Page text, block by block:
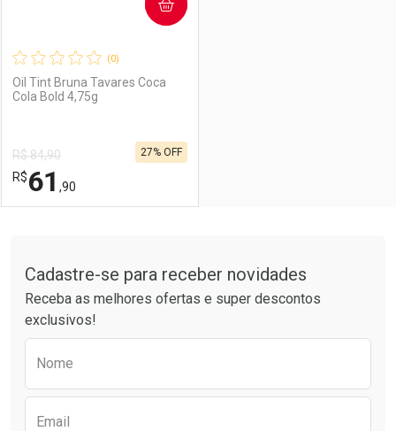
(0)
Oil Tint Bruna Tavares Coca
Cola Bold 4,75g
R$ 84,90
R$61 ,90
27% OFF
COMPRAR
Laboratório
Por Menos
Cadastre-se para receber novidades
Receba as melhores ofertas e super descontos
exclusivos!
Nome
Email